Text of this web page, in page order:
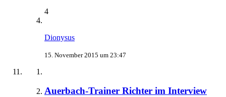
4
Dionysus
15. November 2015 um 23:47
Auerbach-Trainer Richter im Interview